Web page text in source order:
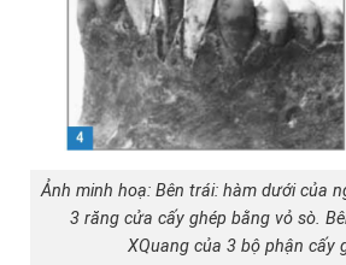
Ảnh minh hoạ: Bên trái: hàm dưới của
3 răng cửa cấy ghép bằng vỏ sò.
XQuang của 3 bộ phận cấy